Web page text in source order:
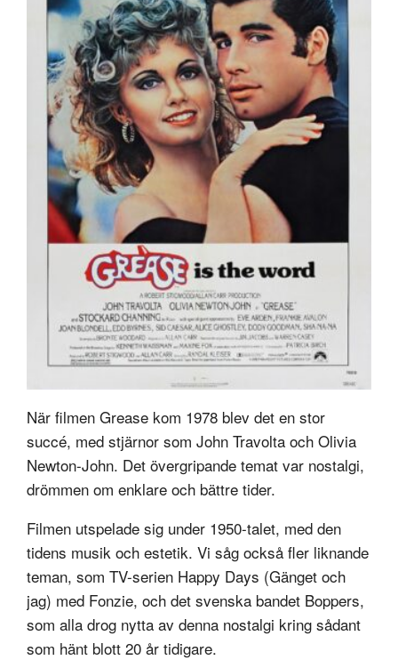
När filmen Grease kom 1978 blev det en stor
succé, med stjärnor som John Travolta och Olivia
Newton-John. Det övergripande temat var nostalgi,
drömmen om enklare och bättre tider.
Filmen utspelade sig under 1950-talet, med den
tidens musik och estetik. Vi såg också fler liknande
teman, som TV-serien Happy Days (Gänget och
jag) med Fonzie, och det svenska bandet Boppers,
som alla drog nytta av denna nostalgi kring sådant
som hänt blott 20 år tidigare.